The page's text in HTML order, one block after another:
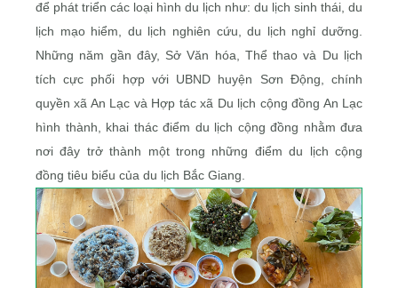
để phát triển các loại hình du lịch như: du lịch sinh thái, du
lịch mạo hiểm, du lịch nghiên cứu, du lịch nghỉ dưỡng.
Những năm gần đây, Sở Văn hóa, Thể thao và Du lịch
tích cực phối hợp với UBND huyện Sơn Động, chính
quyền xã An Lạc và Hợp tác xã Du lịch cộng đồng An Lạc
hình thành, khai thác điểm du lịch cộng đồng nhằm đưa
nơi đây trở thành một trong những điểm du lịch cộng
đồng tiêu biểu của du lịch Bắc Giang.